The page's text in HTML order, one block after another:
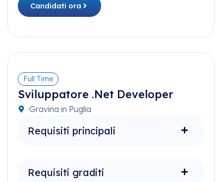
Candidati ora
Full Time
Sviluppatore .Net Developer
Gravina in Puglia
Requisiti principali
Requisiti graditi